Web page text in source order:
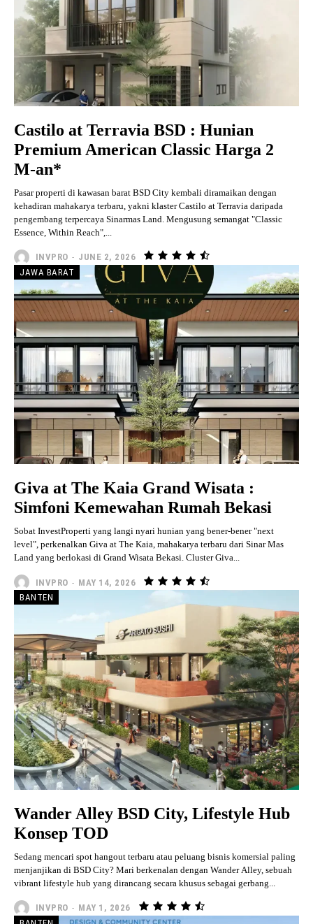
Castilo at Terravia BSD : Hunian
Premium American Classic Harga 2
M-an*
Pasar properti di kawasan barat BSD City kembali diramaikan dengan
kehadiran mahakarya terbaru, yakni klaster Castilo at Terravia daripada
pengembang terpercaya Sinarmas Land. Mengusung semangat "Classic
Essence, Within Reach",...
INVPRO - JUNE 2, 2026
JAWA BARAT
Giva at The Kaia Grand Wisata :
Simfoni Kemewahan Rumah Bekasi
Sobat InvestProperti yang langi nyari hunian yang bener-bener "next
level", perkenalkan Giva at The Kaia, mahakarya terbaru dari Sinar Mas
Land yang berlokasi di Grand Wisata Bekasi. Cluster Giva...
INVPRO - MAY 14, 2026
BANTEN
Wander Alley BSD City, Lifestyle Hub
Konsep TOD
Sedang mencari spot hangout terbaru atau peluang bisnis komersial paling
menjanjikan di BSD City? Mari berkenalan dengan Wander Alley, sebuah
vibrant lifestyle hub yang dirancang secara khusus sebagai gerbang...
INVPRO - MAY 1, 2026